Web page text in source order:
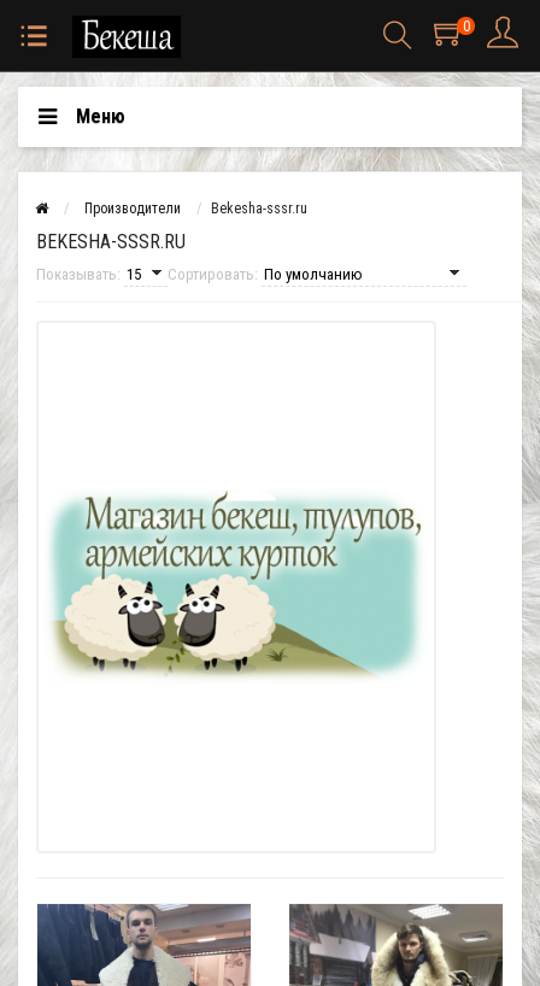
0
Меню
Производители Bekesha-sssr.ru
BEKESHA-SSSR.RU
Показывать: Сортировать: